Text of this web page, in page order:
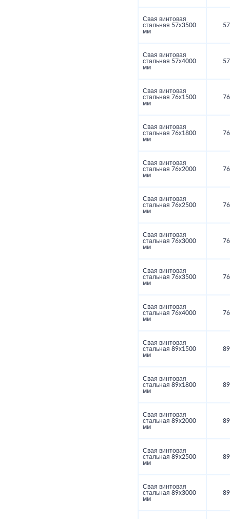
Свая винтовая
стальная 57х3500
мм
57
Свая винтовая
стальная 57х4000
мм
57
Свая винтовая
стальная 76х1500
мм
76
Свая винтовая
стальная 76х1800
мм
76
Свая винтовая
стальная 76х2000
мм
76
Свая винтовая
стальная 76х2500
мм
76
Свая винтовая
стальная 76х3000
мм
76
Свая винтовая
стальная 76х3500
мм
76
Свая винтовая
стальная 76х4000
мм
76
Свая винтовая
стальная 89х1500
мм
89
Свая винтовая
стальная 89х1800
мм
89
Свая винтовая
стальная 89х2000
мм
89
Свая винтовая
стальная 89х2500
мм
89
Свая винтовая
стальная 89х3000
мм
89